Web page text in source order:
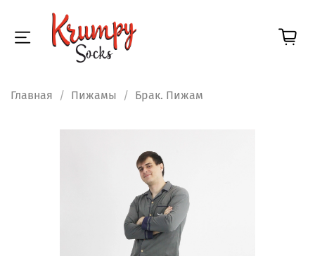
Главная Пижамы Брак. Пижам